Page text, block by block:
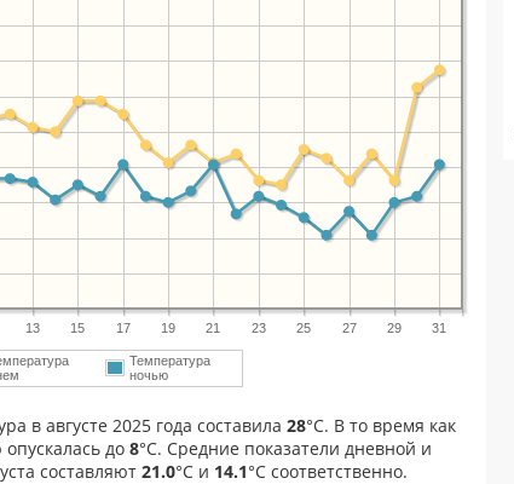
13 15 17 19 21 23 25 27 29 31
Температура
ночью
в августе 2025 года составила 28°С. В то время как
до 8°C. Средние показатели дневной и
составляют 21.0°С и 14.1°С соответственно.